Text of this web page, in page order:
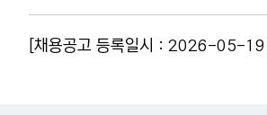
[채용공고 등록일시 : 2026-05-